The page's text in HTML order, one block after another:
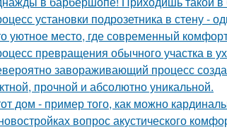
установки подрозетника в стену -
уютное место, где современный
превращения обычного участка в
завораживающий процесс
прочной и абсолютно уникальной.
дом - пример того, как можно
вопрос акустического